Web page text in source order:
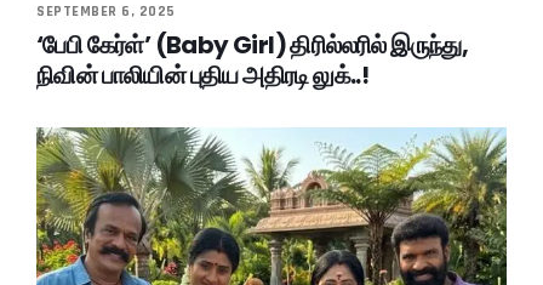
SEPTEMBER 6, 2025
‘பேபி கேர்ள்’ (Baby Girl) திரில்லரில் இருந்து,
நிவின் பாலியின் புதிய அதிரடி லுக்..!